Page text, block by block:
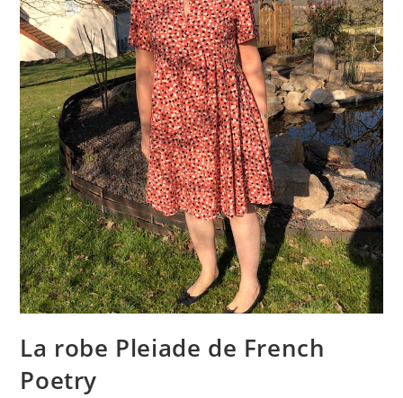
La robe Pleiade de French
Poetry